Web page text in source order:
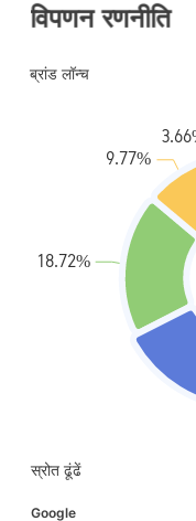
विपणन रणनीति
स्रोत ढूंढें
Google